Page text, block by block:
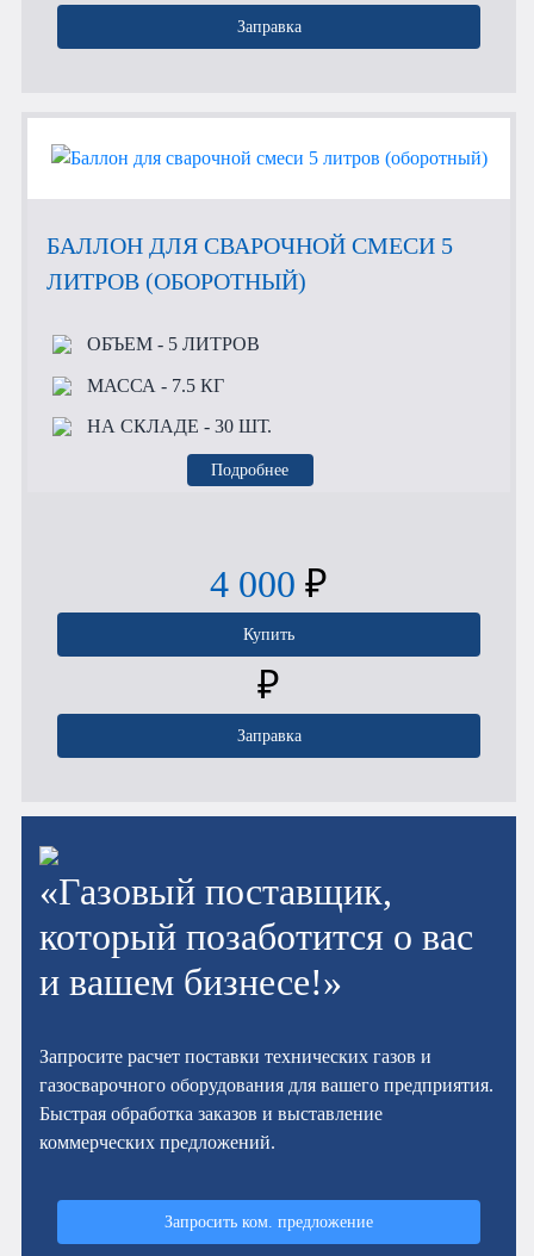
Заправка
БАЛЛОН ДЛЯ СВАРОЧНОЙ СМЕСИ 5
ЛИТРОВ (ОБОРОТНЫЙ)
ОБЪЕМ- 5 ЛИТРОВ
МАССА - 7.5 КГ
НА СКЛАДЕ - 30 ШТ.
Подробнее
4 000 ₽
Купить
₽
Заправка
«Газовый поставщик,
который позаботится о вас
и вашем бизнесе!»
Запросите расчет поставки технических газов и
газосварочного оборудования для вашего предприятия.
Быстрая обработка заказов и выставление
коммерческих предложений.
Запросить ком. предложение